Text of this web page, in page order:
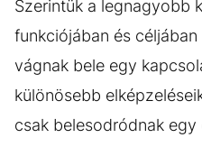
Szerintük a legnagyobb
funkciójában és
vágnak bele egy
különösebb
csak belesodródnak